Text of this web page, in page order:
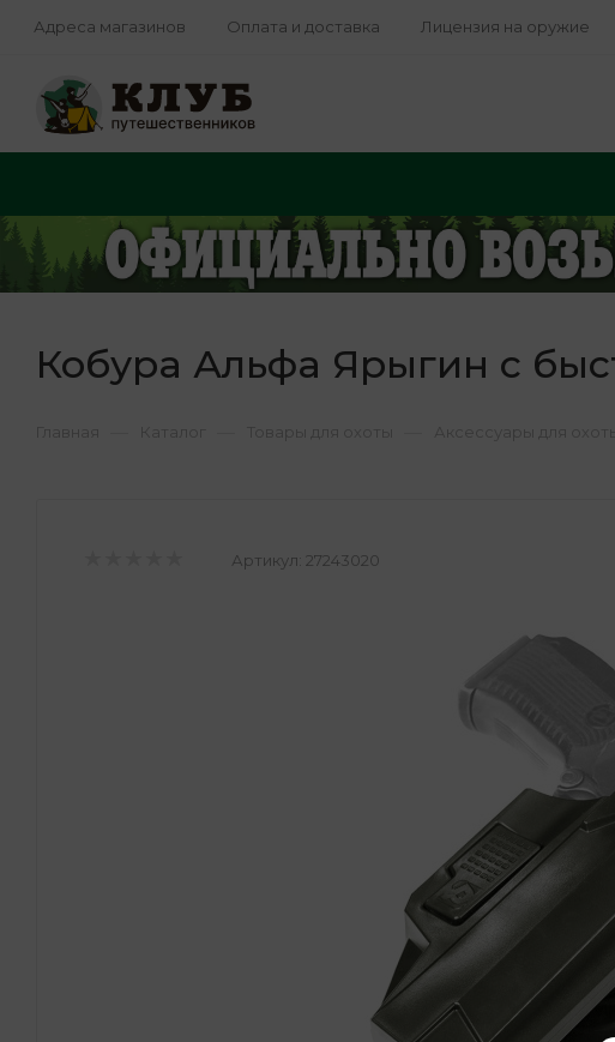
Адреса магазинов Оплата и доставка Лицензия на оружие
Кобура Альфа Ярыгин с
Артикул: 27243020